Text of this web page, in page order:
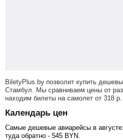
BiletyPlus.by позволит купить
Стамбул. Мы сравниваем цены от
находим билеты на самолет от 318 р
Календарь цен
Самые дешевые авиарейсы в
туда обратно - 545 BYN